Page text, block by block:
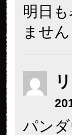
明日
ません
パン